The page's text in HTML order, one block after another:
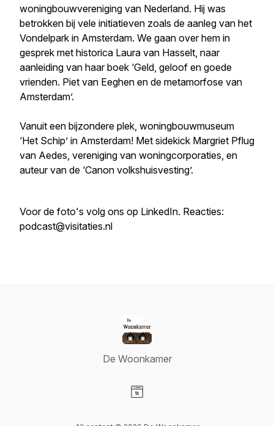
woningbouwvereniging van Nederland. Hij was
betrokken bij vele initiatieven zoals de aanleg van het
Vondelpark in Amsterdam. We gaan over hem in
gesprek met historica Laura van Hasselt, naar
aanleiding van haar boek ‘Geld, geloof en goede
vrienden. Piet van Eeghen en de metamorfose van
Amsterdam’.
Vanuit een bijzondere plek, woningbouwmuseum
‘Het Schip’ in Amsterdam! Met sidekick Margriet Pflug
van Aedes, vereniging van woningcorporaties, en
auteur van de ‘Canon volkshuisvesting’.
Voor de foto's volg ons op LinkedIn. Reacties:
podcast@visitaties.nl
De Woonkamer